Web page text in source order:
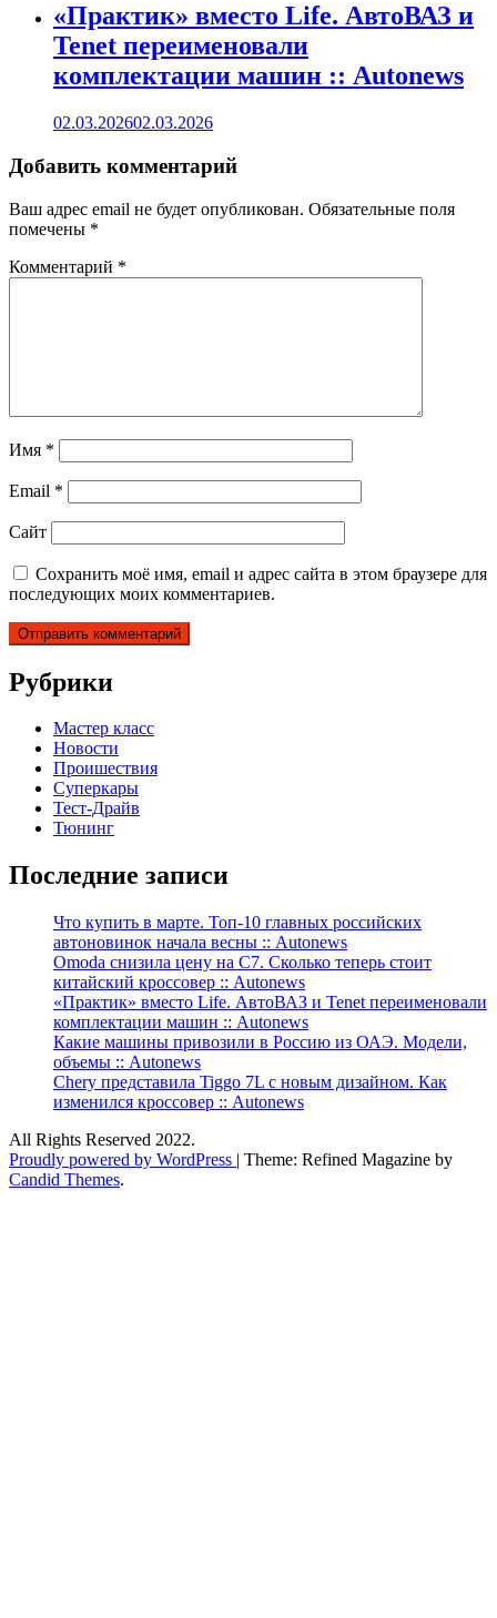
«Практик» вместо Life. АвтоВАЗ и
Tenet переименовали
комплектации машин :: Autonews
02.03.202602.03.2026
Добавить комментарий
Ваш адрес email не будет опубликован. Обязательные поля
помечены *
Комментарий *
Имя *
Email *
Сайт
Сохранить моё имя, email и адрес сайта в этом браузере для
последующих моих комментариев.
Рубрики
Мастер класс
Новости
Проишествия
Суперкары
Тест-Драйв
Тюнинг
Последние записи
Что купить в марте. Топ-10 главных российских
автоновинок начала весны :: Autonews
Omoda снизила цену на C7. Сколько теперь стоит
китайский кроссовер :: Autonews
«Практик» вместо Life. АвтоВАЗ и Tenet переименовали
комплектации машин :: Autonews
Какие машины привозили в Россию из ОАЭ. Модели,
объемы :: Autonews
Chery представила Tiggo 7L с новым дизайном. Как
изменился кроссовер :: Autonews
All Rights Reserved 2022.
Proudly powered by WordPress | Theme: Refined Magazine by
Candid Themes.